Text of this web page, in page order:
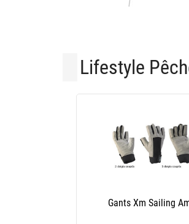
Lifestyle
Gants Xm Sailing